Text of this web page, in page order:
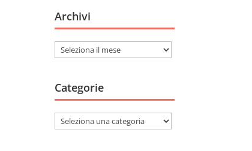
Archivi
Archivi
Categorie
Categorie